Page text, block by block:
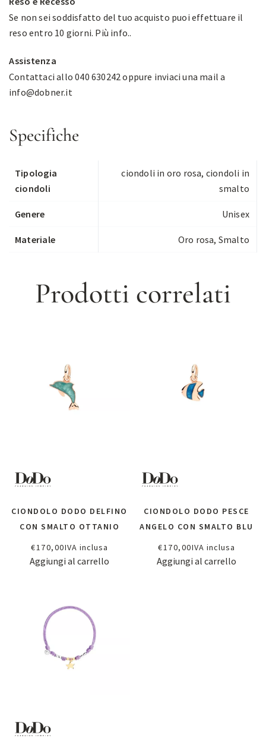
Se non sei soddisfatto del tuo acquisto puoi effettuare il
reso entro 10 giorni. Più info..
Assistenza
Contattaci allo 040 630242 oppure inviaci una mail a
info@dobner.it
Specifiche
Tipologia
ciondoli
ciondoli in oro rosa, ciondoli in
smalto
Genere Unisex
Materiale Oro rosa, Smalto
Prodotti correlati
CIONDOLO DODO DELFINO
CON SMALTO OTTANIO
€170,00IVA inclusa
Aggiungi al carrello
CIONDOLO DODO PESCE
ANGELO CON SMALTO BLU
€170,00IVA inclusa
Aggiungi al carrello